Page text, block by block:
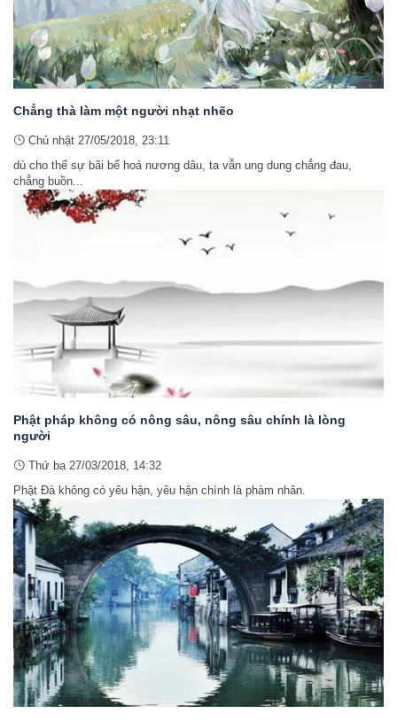
Chẳng thà làm một người nhạt nhẽo
Chủ nhật 27/05/2018, 23:11
dù cho thế sự bãi bể hoá nương dâu, ta vẫn ung dung chẳng đau,
chẳng buồn...
Phật pháp không có nông sâu, nông sâu chính là lòng
người
Thứ ba 27/03/2018, 14:32
Phật Đà không có yêu hận, yêu hận chính là phàm nhân.